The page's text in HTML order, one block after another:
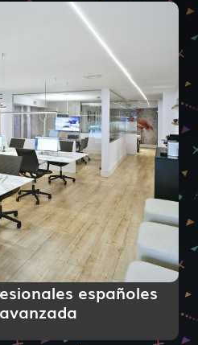
españoles